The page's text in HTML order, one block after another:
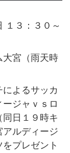
１３：３０～
大宮（雨天時
よるサッカ
ジャｖｓロ
日１９時キ
アルディージ
プレゼント